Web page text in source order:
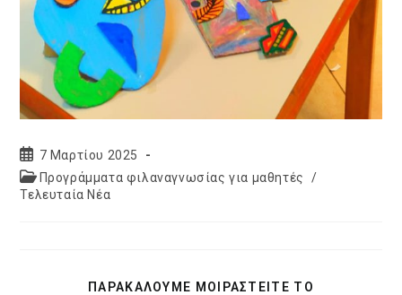
Post
published:
7 Μαρτίου 2025
Post
category:
Προγράμματα φιλαναγνωσίας για μαθητές
/
Τελευταία Νέα
ΠΑΡΑΚΑΛΟΥΜΕ ΜΟΙΡΑΣΤΕΙΤΕ ΤΟ